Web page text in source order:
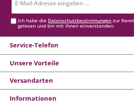
Mail-
Ich habe die Datenschutzbestimmungen zur
gelesen und bin mit ihnen einverstanden.
Service-Telefon
Unsere Vorteile
Versandarten
Informationen